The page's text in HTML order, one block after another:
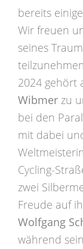
bereits
Wir freuen
seines
2024 gehört
Wibmer zu
bei den
mit dabei
Cycling-
zwei
Freude auf
Wolfgang
während